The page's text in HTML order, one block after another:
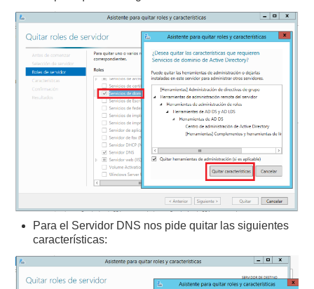
Para el Servidor DNS nos pide quitar las siguientes
características: